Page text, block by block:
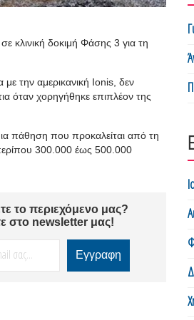
κλινική δοκιμή Φάσης 3 για τη
την αμερικανική Ionis, δεν
όταν χορηγήθηκε επιπλέον της
πάθηση που προκαλείται από τη
300.000 έως 500.000
το περιεχόμενο μας?
στο newsletter μας!